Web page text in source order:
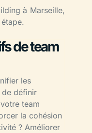
à Marseille,
de team
les
de définir
team
la cohésion
? Améliorer